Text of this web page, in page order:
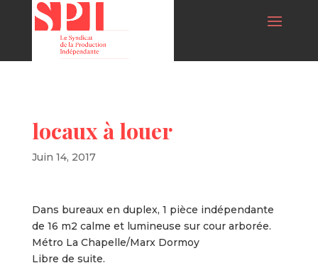
locaux à louer
Juin 14, 2017
Dans bureaux en duplex, 1 pièce indépendante
de 16 m2 calme et lumineuse sur cour arborée.
Métro La Chapelle/Marx Dormoy
Libre de suite.